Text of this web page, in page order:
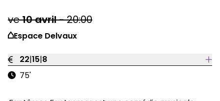
ve10avril-20:00
Espace Delvaux
22|15|8
75'